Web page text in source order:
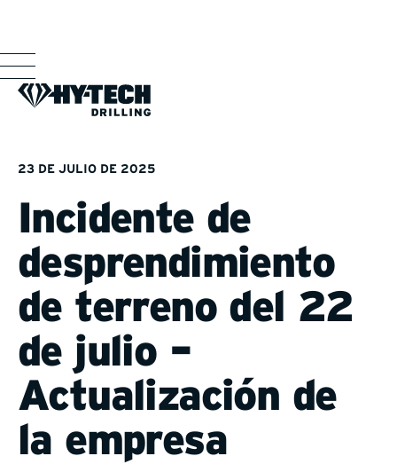
23 DE JULIO DE 2025
Incidente de
desprendimiento
de terreno del 22
de julio –
Actualización de
la empresa